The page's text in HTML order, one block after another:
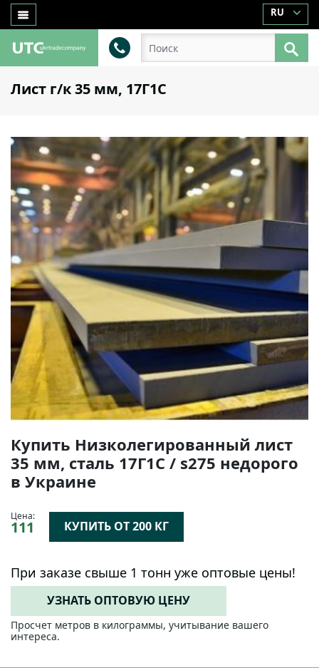
RU
Лист г/к 35 мм, 17Г1С
Купить Низколегированный лист
35 мм, сталь 17Г1С / s275 недорого
в Украине
Цена:
111 КУПИТЬ ОТ 200 КГ
При заказе свыше 1 тонн уже оптовые цены!
УЗНАТЬ ОПТОВУЮ ЦЕНУ
Просчет метров в килограммы, учитывание вашего
интереса.